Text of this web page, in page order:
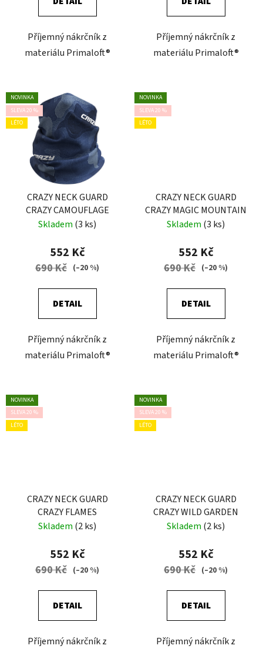
Příjemný nákrčník z
materiálu Primaloft®
Příjemný nákrčník z
materiálu Primaloft®
NOVINKA
SLEVA 20 %
LÉTO
CRAZY NECK GUARD
CRAZY CAMOUFLAGE
Skladem (3 ks)
552 Kč
690 Kč (–20 %)
DETAIL
Příjemný nákrčník z
materiálu Primaloft®
NOVINKA
SLEVA 20 %
LÉTO
CRAZY NECK GUARD
CRAZY MAGIC MOUNTAIN
Skladem (3 ks)
552 Kč
690 Kč (–20 %)
DETAIL
Příjemný nákrčník z
materiálu Primaloft®
NOVINKA
SLEVA 20 %
LÉTO
CRAZY NECK GUARD
CRAZY FLAMES
Skladem (2 ks)
552 Kč
690 Kč (–20 %)
DETAIL
Příjemný nákrčník z
NOVINKA
SLEVA 20 %
LÉTO
CRAZY NECK GUARD
CRAZY WILD GARDEN
Skladem (2 ks)
552 Kč
690 Kč (–20 %)
DETAIL
Příjemný nákrčník z